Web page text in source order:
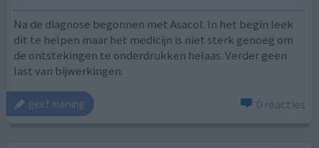
Na de diagnose begonnen met Asacol. In het begin leek
dit te helpen maar het medicijn is niet sterk genoeg om
de ontstekingen te onderdrukken helaas. Verder geen
last van bijwerkingen.
geef mening 0 reacties